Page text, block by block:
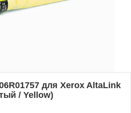
для Xerox AltaLink
/ Yellow)